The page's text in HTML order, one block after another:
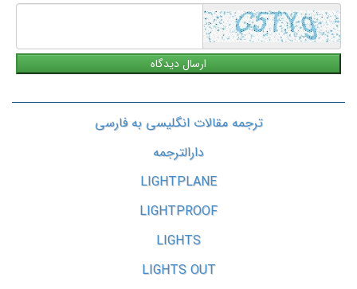
ترجمه مقالات انگلیسی به فارسی
دارالترجمه
LIGHTPLANE
LIGHTPROOF
LIGHTS
LIGHTS OUT